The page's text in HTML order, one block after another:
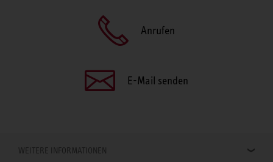
Anrufen
E-Mail senden
WEITERE INFORMATIONEN